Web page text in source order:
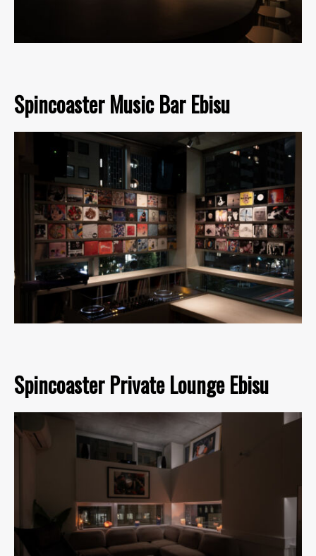
Spincoaster Music Bar Ebisu
Spincoaster Private Lounge Ebisu